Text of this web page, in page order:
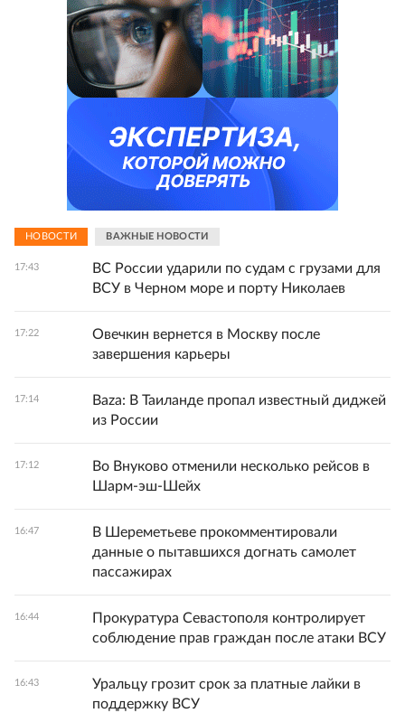
НОВОСТИ ВАЖНЫЕ НОВОСТИ
17:43
ВС России ударили по судам с грузами для
ВСУ в Черном море и порту Николаев
17:22
Овечкин вернется в Москву после
завершения карьеры
17:14
Baza: В Таиланде пропал известный диджей
из России
17:12
Во Внуково отменили несколько рейсов в
Шарм-эш-Шейх
16:47
В Шереметьеве прокомментировали
данные о пытавшихся догнать самолет
пассажирах
16:44
Прокуратура Севастополя контролирует
соблюдение прав граждан после атаки ВСУ
16:43
Уральцу грозит срок за платные лайки в
поддержку ВСУ